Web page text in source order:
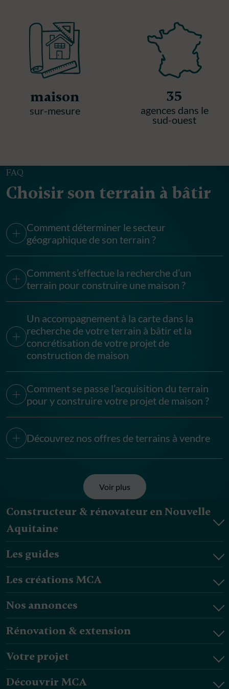
maison
sur-mesure
35
agences dans le
sud-ouest
FAQ
Choisir son terrain à bâtir
Comment déterminer le secteur
géographique de son terrain ?
Comment s’effectue la recherche d’un
terrain pour construire une maison ?
Un accompagnement à la carte dans la
recherche de votre terrain à bâtir et la
concrétisation de votre projet de
construction de maison
Comment se passe l’acquisition du terrain
pour y construire votre projet de maison ?
Découvrez nos offres de terrains à vendre
Voir plus
Constructeur & rénovateur en Nouvelle
Aquitaine
Les guides
Les créations MCA
Nos annonces
Rénovation & extension
Votre projet
Découvrir MCA